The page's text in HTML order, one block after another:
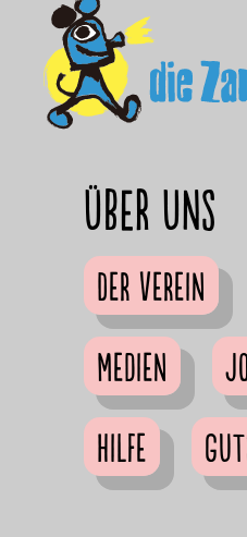
Über uns
Der Verein
Medien
Hilfe